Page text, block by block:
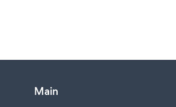
Main